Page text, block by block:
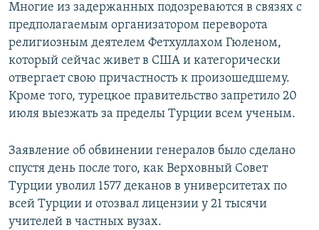
Многие из задержанных подозреваются в связях с
предполагаемым организатором переворота
религиозным деятелем Фетхуллахом Гюленом,
который сейчас живет в США и категорически
отвергает свою причастность к произошедшему.
Кроме того, турецкое правительство запретило 20
июля выезжать за пределы Турции всем ученым.
Заявление об обвинении генералов было сделано
спустя день после того, как Верховный Совет
Турции уволил 1577 деканов в университетах по
всей Турции и отозвал лицензии у 21 тысячи
учителей в частных вузах.